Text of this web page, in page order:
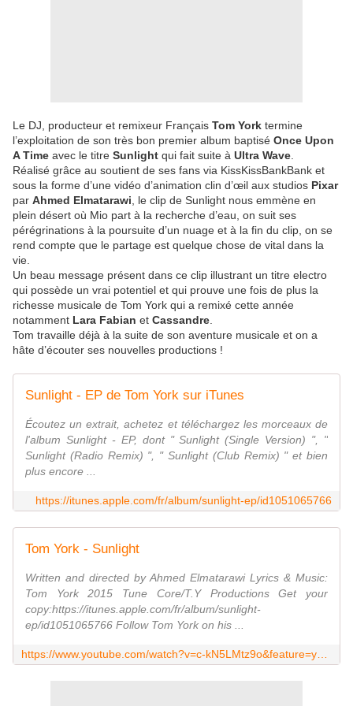
Le DJ, producteur et remixeur Français Tom York termine
l’exploitation de son très bon premier album baptisé Once Upon
A Time avec le titre Sunlight qui fait suite à Ultra Wave
Réalisé grâce au soutient de ses fans via KissKissBankBank et
sous la forme d’une vidéo d’animation clin d’œil aux studios Pixar
par Ahmed Elmatarawi , le clip de Sunlight nous emmène en
plein désert où Mio part à la recherche d’eau, on suit ses
pérégrinations à la poursuite d’un nuage et à la fin du clip, on se
rend compte que le partage est quelque chose de vital dans la
vie.
Un beau message présent dans ce clip illustrant un titre electro
qui possède un vrai potentiel et qui prouve une fois de plus la
richesse musicale de Tom York qui a remixé cette année
notamment Lara Fabian et Cassandre
Tom travaille déjà à la suite de son aventure musicale et on a
hâte d’écouter ses nouvelles productions !
Sunlight - EP de Tom York sur iTunes
Écoutez un extrait, achetez et téléchargez les morceaux de
l'album Sunlight - EP, dont " Sunlight (Single Version) ", "
Sunlight (Radio Remix) ", " Sunlight (Club Remix) " et bien
plus encore ...
https://itunes.apple.com/fr/album/sunlight-ep/id1051065766
Tom York - Sunlight
Written and directed by Ahmed Elmatarawi Lyrics & Music:
Tom York 2015 Tune Core/T.Y Productions Get your
copy:https://itunes.apple.com/fr/album/sunlight-
ep/id1051065766 Follow Tom York on his ...